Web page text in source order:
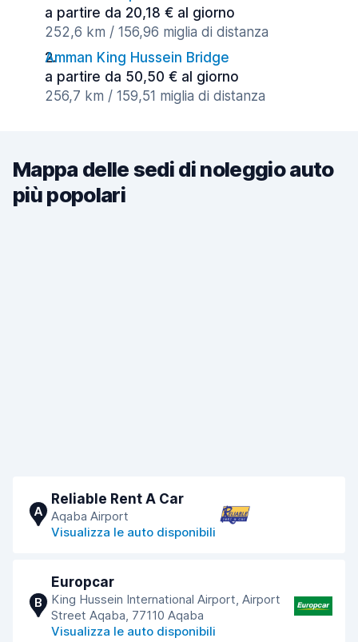
a partire da 20,18 € al giorno
252,6 km / 156,96 miglia di distanza
Amman King Hussein Bridge
a partire da 50,50 € al giorno
256,7 km / 159,51 miglia di distanza
Mappa delle sedi di noleggio auto
più popolari
A
Reliable Rent A Car
Aqaba Airport
Visualizza le auto disponibili
B
Europcar
King Hussein International Airport, Airport
Street Aqaba, 77110 Aqaba
Visualizza le auto disponibili